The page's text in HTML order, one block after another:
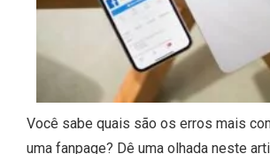
Você sabe quais são os erros mais
uma fanpage? Dê uma olhada neste